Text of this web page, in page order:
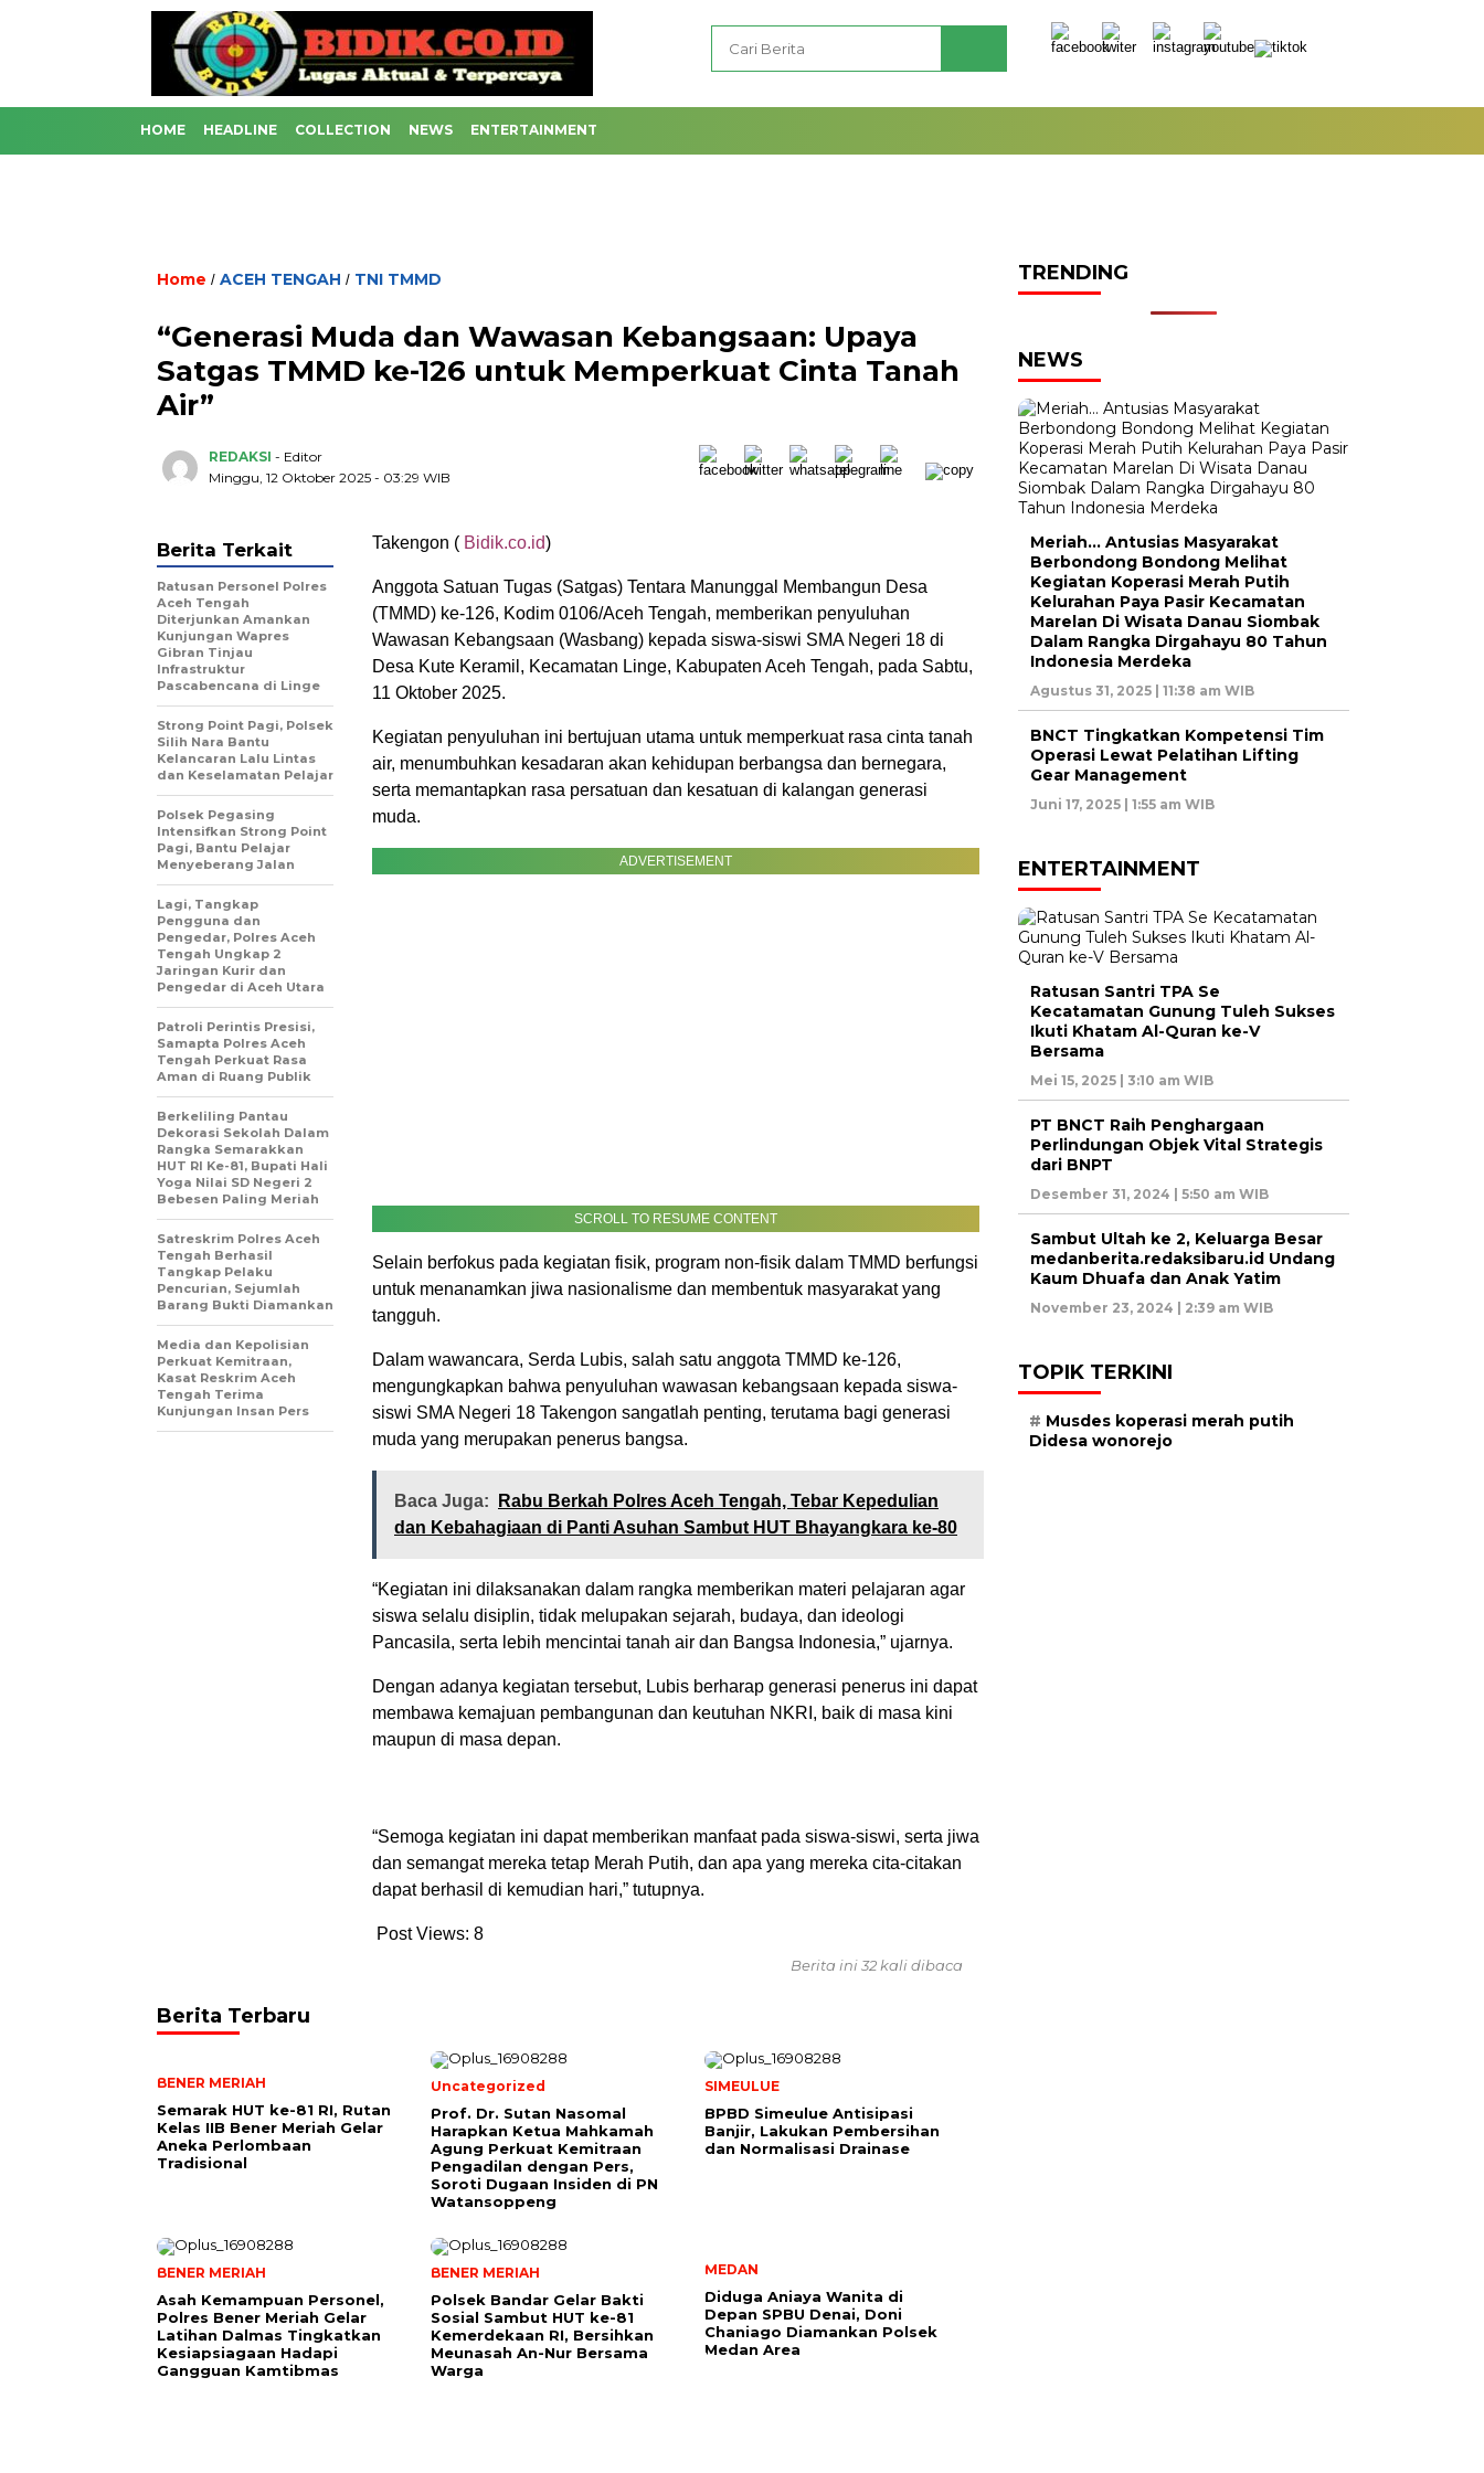
HOME HEADLINE COLLECTION NEWS ENTERTAINMENT
Home / ACEH TENGAH / TNI TMMD
“Generasi Muda dan Wawasan Kebangsaan: Upaya
Satgas TMMD ke-126 untuk Memperkuat Cinta Tanah
Air”
REDAKSI - Editor
Minggu, 12 Oktober 2025 - 03:29 WIB
Takengon ( Bidik.co.id)
Anggota Satuan Tugas (Satgas) Tentara Manunggal Membangun Desa
(TMMD) ke-126, Kodim 0106/Aceh Tengah, memberikan penyuluhan
Wawasan Kebangsaan (Wasbang) kepada siswa-siswi SMA Negeri 18 di
Desa Kute Keramil, Kecamatan Linge, Kabupaten Aceh Tengah, pada Sabtu,
11 Oktober 2025.
Kegiatan penyuluhan ini bertujuan utama untuk memperkuat rasa cinta tanah
air, menumbuhkan kesadaran akan kehidupan berbangsa dan bernegara,
serta memantapkan rasa persatuan dan kesatuan di kalangan generasi
muda.
ADVERTISEMENT
SCROLL TO RESUME CONTENT
Selain berfokus pada kegiatan fisik, program non-fisik dalam TMMD berfungsi
untuk menanamkan jiwa nasionalisme dan membentuk masyarakat yang
tangguh.
Dalam wawancara, Serda Lubis, salah satu anggota TMMD ke-126,
mengungkapkan bahwa penyuluhan wawasan kebangsaan kepada siswa-
siswi SMA Negeri 18 Takengon sangatlah penting, terutama bagi generasi
muda yang merupakan penerus bangsa.
Baca Juga:
Rabu Berkah Polres Aceh Tengah, Tebar Kepedulian
dan Kebahagiaan di Panti Asuhan Sambut HUT Bhayangkara ke-80
“Kegiatan ini dilaksanakan dalam rangka memberikan materi pelajaran agar
siswa selalu disiplin, tidak melupakan sejarah, budaya, dan ideologi
Pancasila, serta lebih mencintai tanah air dan Bangsa Indonesia,” ujarnya.
Dengan adanya kegiatan tersebut, Lubis berharap generasi penerus ini dapat
membawa kemajuan pembangunan dan keutuhan NKRI, baik di masa kini
maupun di masa depan.
“Semoga kegiatan ini dapat memberikan manfaat pada siswa-siswi, serta jiwa
dan semangat mereka tetap Merah Putih, dan apa yang mereka cita-citakan
dapat berhasil di kemudian hari,” tutupnya.
Post Views: 8
Berita Terkait
Ratusan Personel Polres
Aceh Tengah
Diterjunkan Amankan
Kunjungan Wapres
Gibran Tinjau
Infrastruktur
Pascabencana di Linge
Strong Point Pagi, Polsek
Silih Nara Bantu
Kelancaran Lalu Lintas
dan Keselamatan Pelajar
Polsek Pegasing
Intensifkan Strong Point
Pagi, Bantu Pelajar
Menyeberang Jalan
Lagi, Tangkap
Pengguna dan
Pengedar, Polres Aceh
Tengah Ungkap 2
Jaringan Kurir dan
Pengedar di Aceh Utara
Patroli Perintis Presisi,
Samapta Polres Aceh
Tengah Perkuat Rasa
Aman di Ruang Publik
Berkeliling Pantau
Dekorasi Sekolah Dalam
Rangka Semarakkan
HUT RI Ke-81, Bupati Hali
Yoga Nilai SD Negeri 2
Bebesen Paling Meriah
Satreskrim Polres Aceh
Tengah Berhasil
Tangkap Pelaku
Pencurian, Sejumlah
Barang Bukti Diamankan
Media dan Kepolisian
Perkuat Kemitraan,
Kasat Reskrim Aceh
Tengah Terima
Kunjungan Insan Pers
Berita ini 32 kali dibaca
Berita Terbaru
BENER MERIAH
Semarak HUT ke-81 RI, Rutan
Kelas IIB Bener Meriah Gelar
Aneka Perlombaan
Tradisional
Uncategorized
Prof. Dr. Sutan Nasomal
Harapkan Ketua Mahkamah
Agung Perkuat Kemitraan
Pengadilan dengan Pers,
Soroti Dugaan Insiden di PN
Watansoppeng
SIMEULUE
BPBD Simeulue Antisipasi
Banjir, Lakukan Pembersihan
dan Normalisasi Drainase
BENER MERIAH
Asah Kemampuan Personel,
Polres Bener Meriah Gelar
Latihan Dalmas Tingkatkan
Kesiapsiagaan Hadapi
Gangguan Kamtibmas
BENER MERIAH
Polsek Bandar Gelar Bakti
Sosial Sambut HUT ke-81
Kemerdekaan RI, Bersihkan
Meunasah An-Nur Bersama
Warga
MEDAN
Diduga Aniaya Wanita di
Depan SPBU Denai, Doni
Chaniago Diamankan Polsek
Medan Area
TRENDING
NEWS
Meriah… Antusias Masyarakat
Berbondong Bondong Melihat
Kegiatan Koperasi Merah Putih
Kelurahan Paya Pasir Kecamatan
Marelan Di Wisata Danau Siombak
Dalam Rangka Dirgahayu 80 Tahun
Indonesia Merdeka
Agustus 31, 2025 | 11:38 am WIB
BNCT Tingkatkan Kompetensi Tim
Operasi Lewat Pelatihan Lifting
Gear Management
Juni 17, 2025 | 1:55 am WIB
ENTERTAINMENT
Ratusan Santri TPA Se
Kecatamatan Gunung Tuleh Sukses
Ikuti Khatam Al-Quran ke-V
Bersama
Mei 15, 2025 | 3:10 am WIB
PT BNCT Raih Penghargaan
Perlindungan Objek Vital Strategis
dari BNPT
Desember 31, 2024 | 5:50 am WIB
Sambut Ultah ke 2, Keluarga Besar
medanberita.redaksibaru.id Undang
Kaum Dhuafa dan Anak Yatim
November 23, 2024 | 2:39 am WIB
TOPIK TERKINI
Musdes koperasi merah putih
Didesa wonorejo